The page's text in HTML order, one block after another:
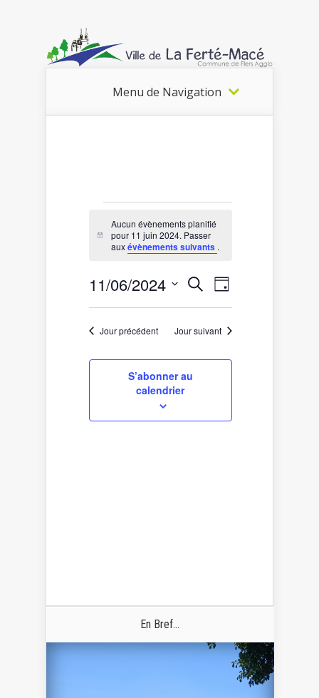
Menu de Navigation
Évènements
for
juin
2024
Notice
Aucun évènements planifié
pour 11 juin 2024. Passer
auxévènements suivants .
Recherche
de
Évènements
RechercheNavigation
de
vues
Évènement
Jour
11/06/2024
une
date.Jour précédent Jour suivant
S’abonner au
calendrier
En Bref...